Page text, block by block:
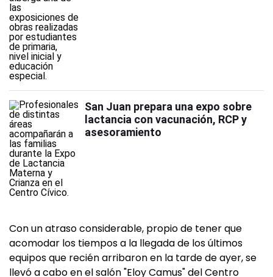
San Juan prepara una expo sobre
lactancia con vacunación, RCP y
asesoramiento
Con un atraso considerable, propio de tener que
acomodar los tiempos a la llegada de los últimos
equipos que recién arribaron en la tarde de ayer, se
llevó a cabo en el salón "Eloy Camus" del Centro